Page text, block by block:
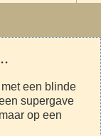
een blinde
supergave
op een